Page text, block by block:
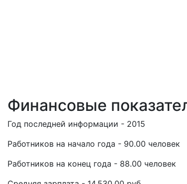
Финансовые
Год последней информации - 2015
Работников на начало года - 90.00 человек
Работников на конец года - 88.00 человек